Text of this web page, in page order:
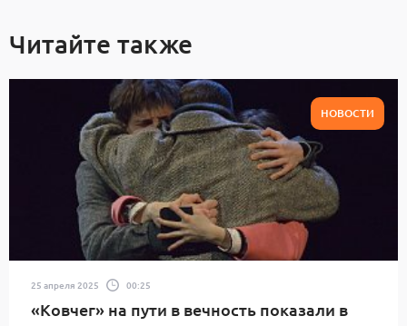
Читайте также
НОВОСТИ
25 апреля 2025 00:25
«Ковчег» на пути в вечность показали в